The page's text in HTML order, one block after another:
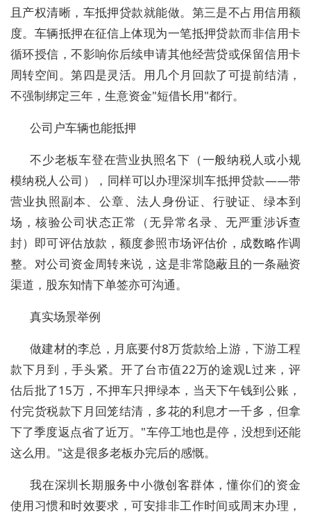
且产权清晰，车抵押贷款就能做。第三是不占用信用额
度。车辆抵押在征信上体现为一笔抵押贷款而非信用卡
循环授信，不影响你后续申请其他经营贷或保留信用卡
周转空间。第四是灵活。用几个月回款了可提前结清，
不强制绑定三年，生意资金"短借长用"都行。
公司户车辆也能抵押
不少老板车登在营业执照名下（一般纳税人或小规
模纳税人公司），同样可以办理深圳车抵押贷款——带
营业执照副本、公章、法人身份证、行驶证、绿本到
场，核验公司状态正常（无异常名录、无严重涉诉查
封）即可评估放款，额度参照市场评估价，成数略作调
整。对公司资金周转来说，这是非常隐蔽且的一条融资
渠道，股东知情下单签亦可沟通。
真实场景举例
做建材的李总，月底要付8万货款给上游，下游工程
款下月到，手头紧。开了台市值22万的途观L过来，评
估后批了15万，不押车只押绿本，当天下午钱到公账，
付完货税款下月回笼结清，多花的利息才一千多，但拿
下了季度返点省了近万。"车停工地也是停，没想到还能
这么用。"这是很多老板办完后的感慨。
我在深圳长期服务中小微创客群体，懂你们的资金
使用习惯和时效要求，可安排非工作时间或周末办理，